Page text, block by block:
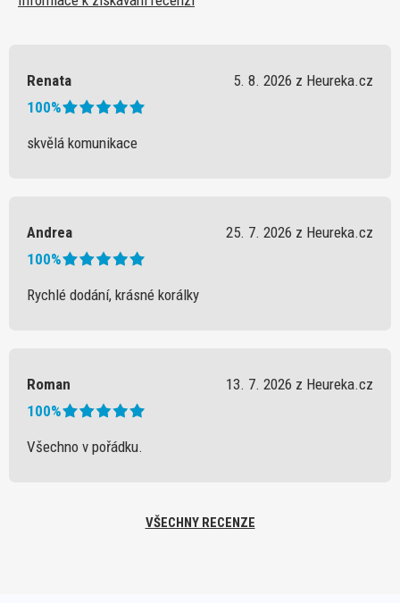
Renata
5. 8. 2026 z Heureka.cz
100%
skvělá komunikace
Andrea
25. 7. 2026 z Heureka.cz
100%
Rychlé dodání, krásné korálky
Roman
13. 7. 2026 z Heureka.cz
100%
Všechno v pořádku.
VŠECHNY RECENZE